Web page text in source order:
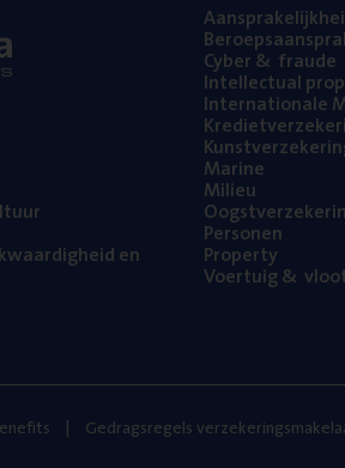
en
Cyber& fraude
Intel­lec­tu­al
Inter­na­ti­o­na­le
Mari­ne
Mili­eu
Per­so­nen
Pro­per­ty
Voer­tuig&
Gedragsregels